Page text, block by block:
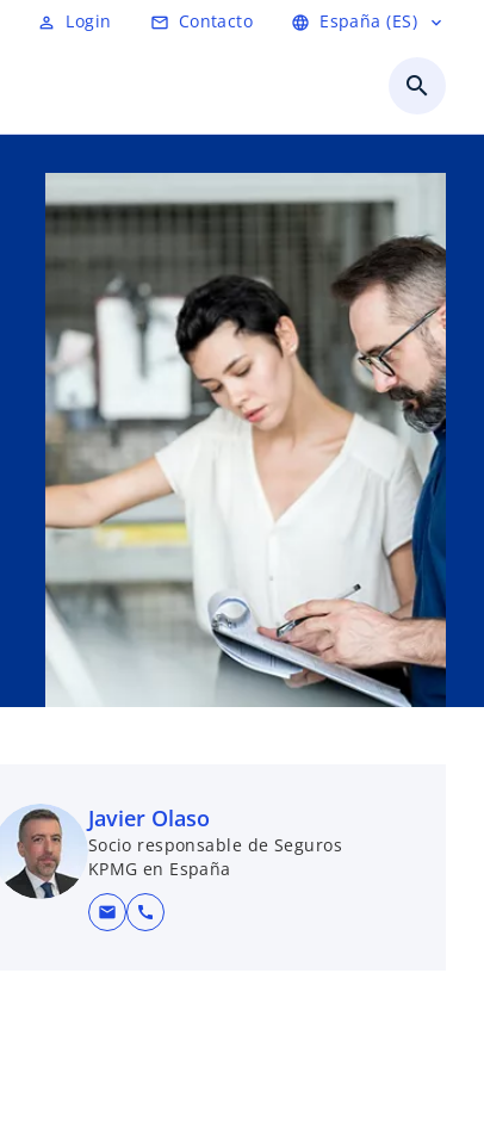
person_outline Login mail_outline Contacto language España (ES) expand_more
search
Javier Olaso
Socio responsable de Seguros
KPMG en España
mail call